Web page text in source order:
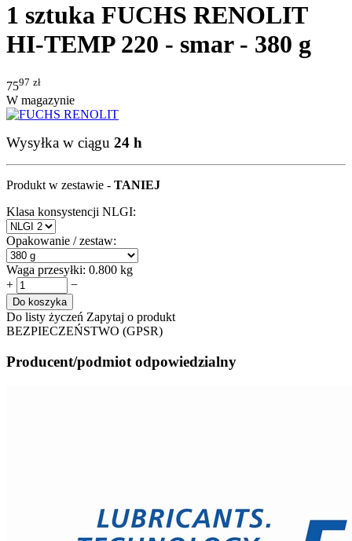
1 sztuka FUCHS RENOLIT
HI-TEMP 220 - smar - 380 g
7597 zł
W magazynie
Wysyłka w ciągu 24 h
Produkt w zestawie - TANIEJ
Klasa konsystencji NLGI:
Opakowanie / zestaw:
Waga przesyłki: 0.800 kg
+
−
Do koszyka
Do listy życzeń Zapytaj o produkt
BEZPIECZEŃSTWO (GPSR)
Producent/podmiot odpowiedzialny